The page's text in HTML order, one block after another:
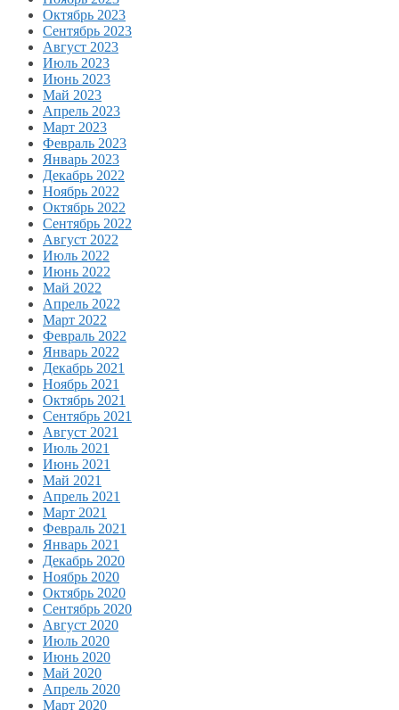
Октябрь 2023
Сентябрь 2023
Август 2023
Июль 2023
Июнь 2023
Май 2023
Апрель 2023
Март 2023
Февраль 2023
Январь 2023
Декабрь 2022
Ноябрь 2022
Октябрь 2022
Сентябрь 2022
Август 2022
Июль 2022
Июнь 2022
Май 2022
Апрель 2022
Март 2022
Февраль 2022
Январь 2022
Декабрь 2021
Ноябрь 2021
Октябрь 2021
Сентябрь 2021
Август 2021
Июль 2021
Июнь 2021
Май 2021
Апрель 2021
Март 2021
Февраль 2021
Январь 2021
Декабрь 2020
Ноябрь 2020
Октябрь 2020
Сентябрь 2020
Август 2020
Июль 2020
Июнь 2020
Май 2020
Апрель 2020
Март 2020